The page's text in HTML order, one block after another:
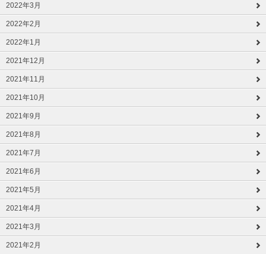
2022年3月
2022年2月
2022年1月
2021年12月
2021年11月
2021年10月
2021年9月
2021年8月
2021年7月
2021年6月
2021年5月
2021年4月
2021年3月
2021年2月